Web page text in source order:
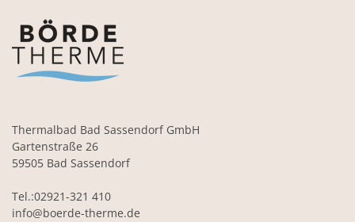
Thermalbad Bad Sassendorf GmbH
Gartenstraße 26
59505 Bad Sassendorf
Tel.:02921-321 410
info@boerde-therme.de